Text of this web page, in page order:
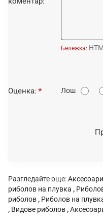
Бележка:
О
Оценка: Лош
Разгледайте още:
риболов на плувка ,
риболов , Риболов на
, Видове риболов ,